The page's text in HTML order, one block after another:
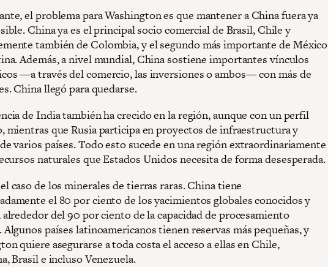
el problema para Washington es que mantener a China fuera ya
China ya es el principal socio comercial de Brasil, Chile y
también de Colombia, y el segundo más importante de México
Además, a nivel mundial, China sostiene importantes vínculos
—a través del comercio, las inversiones o ambos— con más de
China llegó para quedarse.
de India también ha crecido en la región, aunque con un perfil
mientras que Rusia participa en proyectos de infraestructura y
varios países. Todo esto sucede en una región extraordinariamente
naturales que Estados Unidos necesita de forma desesperada.
caso de los minerales de tierras raras. China tiene
el 80 por ciento de los yacimientos globales conocidos y
del 90 por ciento de la capacidad de procesamiento
países latinoamericanos tienen reservas más pequeñas, y
quiere asegurarse a toda costa el acceso a ellas en Chile,
Brasil e incluso Venezuela.